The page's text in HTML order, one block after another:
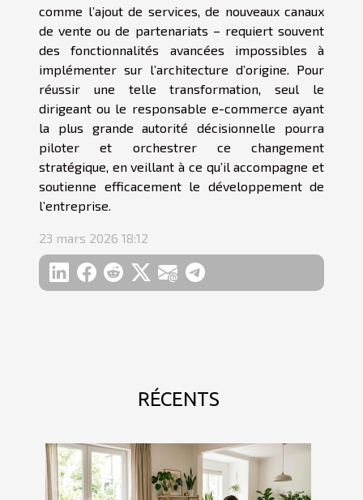
comme l’ajout de services, de nouveaux canaux
de vente ou de partenariats – requiert souvent
des fonctionnalités avancées impossibles à
implémenter sur l’architecture d’origine. Pour
réussir une telle transformation, seul le
dirigeant ou le responsable e-commerce ayant
la plus grande autorité décisionnelle pourra
piloter et orchestrer ce changement
stratégique, en veillant à ce qu’il accompagne et
soutienne efficacement le développement de
l’entreprise.
23 mars 2026 18:12
RÉCENTS